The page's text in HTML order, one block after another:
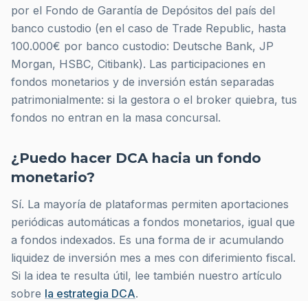
por el Fondo de Garantía de Depósitos del país del
banco custodio (en el caso de Trade Republic, hasta
100.000€ por banco custodio: Deutsche Bank, JP
Morgan, HSBC, Citibank). Las participaciones en
fondos monetarios y de inversión están separadas
patrimonialmente: si la gestora o el broker quiebra, tus
fondos no entran en la masa concursal.
¿Puedo hacer DCA hacia un fondo
monetario?
Sí. La mayoría de plataformas permiten aportaciones
periódicas automáticas a fondos monetarios, igual que
a fondos indexados. Es una forma de ir acumulando
liquidez de inversión mes a mes con diferimiento fiscal.
Si la idea te resulta útil, lee también nuestro artículo
sobre la estrategia DCA.